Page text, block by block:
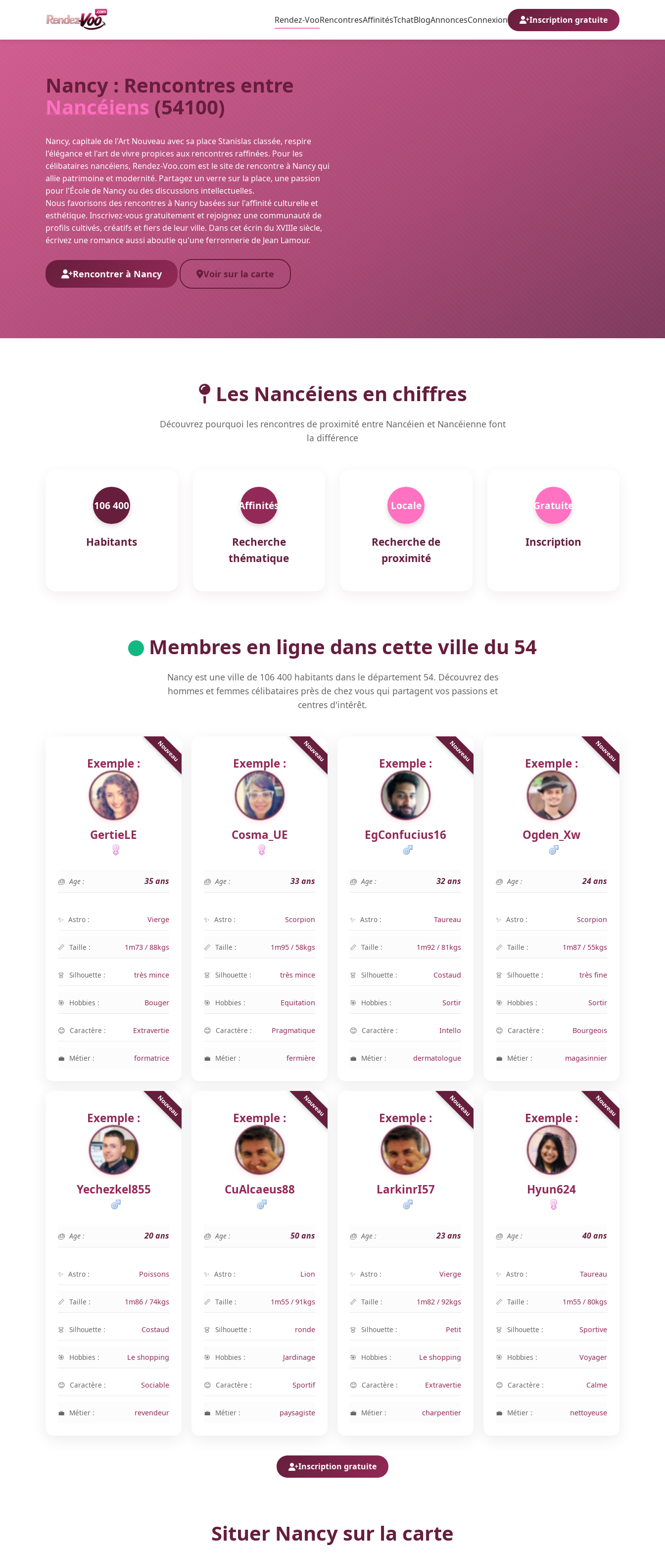
Rendez-VooRencontresAffinitésTchatBlogAnnoncesConnexion Inscription gratuite
Nancy : Rencontres entre
Nancéiens (54100)
Nancy, capitale de l'Art Nouveau avec sa place Stanislas classée, respire
l'élégance et l'art de vivre propices aux rencontres raffinées. Pour les
célibataires nancéiens, Rendez-Voo.com est le site de rencontre à Nancy qui
allie patrimoine et modernité. Partagez un verre sur la place, une passion
pour l'École de Nancy ou des discussions intellectuelles.
Nous favorisons des rencontres à Nancy basées sur l'affinité culturelle et
esthétique. Inscrivez-vous gratuitement et rejoignez une communauté de
profils cultivés, créatifs et fiers de leur ville. Dans cet écrin du XVIIIe siècle,
écrivez une romance aussi aboutie qu'une ferronnerie de Jean Lamour.
Rencontrer à Nancy Voir sur la carte
Les Nancéiens en chiffres
Découvrez pourquoi les rencontres de proximité entre Nancéien et Nancéienne font
la différence
106 400
Habitants
Affinités
Recherche
thématique
Locale
Recherche de
proximité
Gratuite
Inscription
Membres en ligne dans cette ville du 54
Nancy est une ville de 106 400 habitants dans le département 54. Découvrez des
hommes et femmes célibataires près de chez vous qui partagent vos passions et
centres d'intérêt.
Exemple :
GertieLE
Age : 35 ans
Astro : Vierge
Taille : 1m73 / 88kgs
Silhouette : très mince
Hobbies : Bouger
Caractère : Extravertie
Métier : formatrice
Exemple :
Cosma_UE
Age : 33 ans
Astro : Scorpion
Taille : 1m95 / 58kgs
Silhouette : très mince
Hobbies : Equitation
Caractère : Pragmatique
Métier : fermière
Exemple :
EgConfucius16
Age : 32 ans
Astro : Taureau
Taille : 1m92 / 81kgs
Silhouette : Costaud
Hobbies : Sortir
Caractère : Intello
Métier : dermatologue
Exemple :
Ogden_Xw
Age : 24 ans
Astro : Scorpion
Taille : 1m87 / 55kgs
Silhouette : très fine
Hobbies : Sortir
Caractère : Bourgeois
Métier : magasinnier
Exemple :
Yechezkel855
Age : 20 ans
Astro : Poissons
Taille : 1m86 / 74kgs
Silhouette : Costaud
Hobbies : Le shopping
Caractère : Sociable
Métier : revendeur
Exemple :
CuAlcaeus88
Age : 50 ans
Astro : Lion
Taille : 1m55 / 91kgs
Silhouette : ronde
Hobbies : Jardinage
Caractère : Sportif
Métier : paysagiste
Exemple :
LarkinrI57
Age : 23 ans
Astro : Vierge
Taille : 1m82 / 92kgs
Silhouette : Petit
Hobbies : Le shopping
Caractère : Extravertie
Métier : charpentier
Exemple :
Hyun624
Age : 40 ans
Astro : Taureau
Taille : 1m55 / 80kgs
Silhouette : Sportive
Hobbies : Voyager
Caractère : Calme
Métier : nettoyeuse
Inscription gratuite
Situer Nancy sur la carte